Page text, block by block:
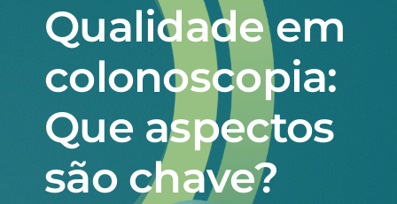
Qualidade em
colonoscopia:
Que aspectos
são chave?